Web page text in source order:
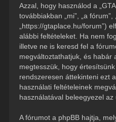
Azzal, hogy használod a
továbbiakban „mi”, „a fórum”,
„https://gtaplace.hu/forum”)
alábbi feltételeket. Ha nem
illetve ne is keresd fel a
megváltoztathatjuk, és habár
megtesszük, hogy
rendszeresen áttekinteni ezt
használati feltételeinek
használatával beleegyezel az
A fórumot a phpBB hajtja, mely